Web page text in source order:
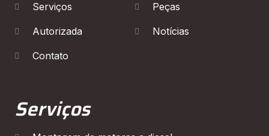
Serviços Peças
Autorizada Notícias
Contato
Serviços